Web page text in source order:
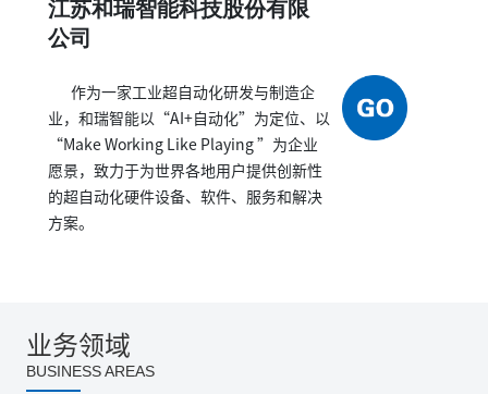
江苏和瑞智能科技股份有限
公司
作为一家工业超自动化研发与制造企
业，和瑞智能以“AI+自动化”为定位、以
“Make Working Like Playing ”为企业
愿景，致力于为世界各地用户提供创新性
的超自动化硬件设备、软件、服务和解决
方案。
业务领域
BUSINESS AREAS